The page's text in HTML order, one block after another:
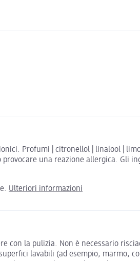
Profumi | citronellol | linalool |
una reazione allergica. Gli
Ulteriori informazioni
la pulizia. Non è necessario
lavabili (ad esempio, marmo,